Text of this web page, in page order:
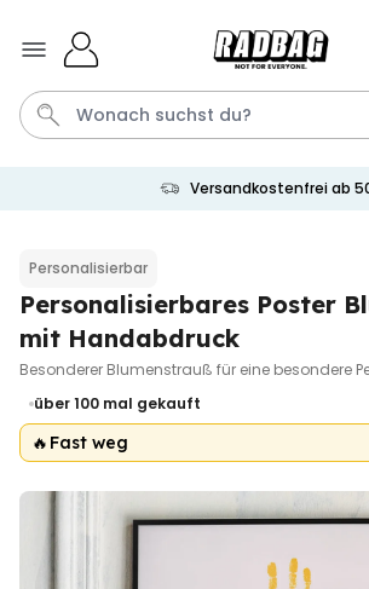
Personalisierbar
Personalisierbares Aperol
Spritz Glas mit Name
Personalisierbare
29,99 €
Versandkostenfrei ab
Personalisierbar
Personalisierbares Poster
mit Handabdruck
Besonderer Blumenstrauß für eine besondere
über 100 mal gekauft
🔥 Fast weg